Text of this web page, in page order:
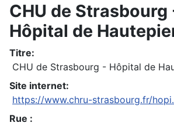
CHU de Strasbourg
Hôpital de
Titre:
CHU de Strasbourg - Hôpital de
Site internet:
https://www.chru-strasbourg.fr/
Rue :